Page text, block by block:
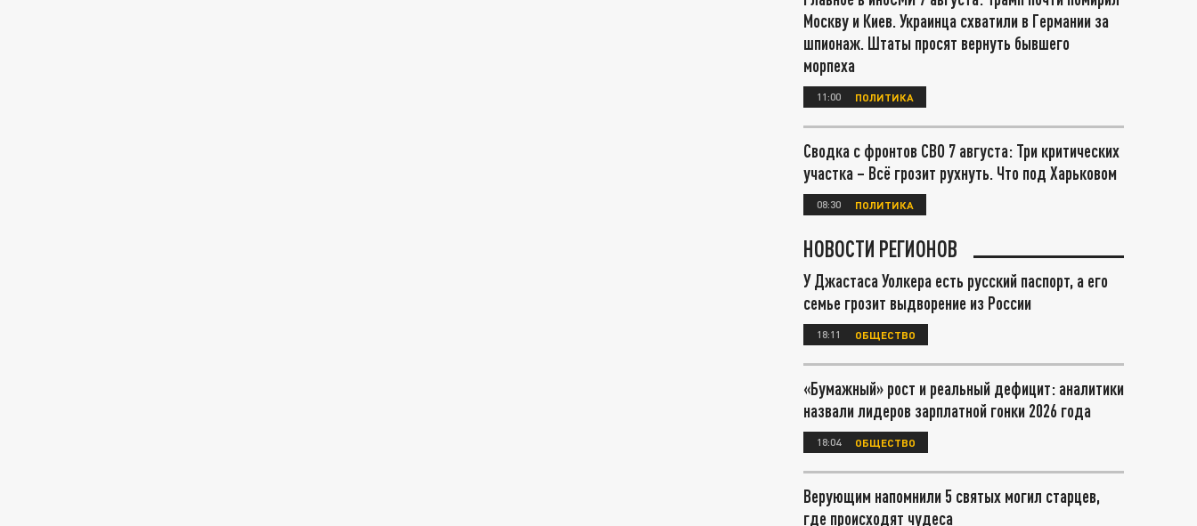
Москву и Киев. Украинца схватили в Германии за
шпионаж. Штаты просят вернуть бывшего
морпеха
11:00 ПОЛИТИКА
Сводка с фронтов СВО 7 августа: Три критических
участка – Всё грозит рухнуть. Что под Харьковом
08:30 ПОЛИТИКА
НОВОСТИ РЕГИОНОВ
У Джастаса Уолкера есть русский паспорт, а его
семье грозит выдворение из России
18:11 ОБЩЕСТВО
«Бумажный» рост и реальный дефицит: аналитики
назвали лидеров зарплатной гонки 2026 года
18:04 ОБЩЕСТВО
Верующим напомнили 5 святых могил старцев,
где происходят чудеса